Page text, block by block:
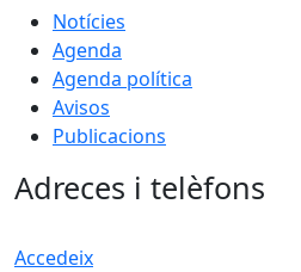
Notícies
Agenda
Agenda política
Avisos
Publicacions
Adreces i telèfons
Accedeix